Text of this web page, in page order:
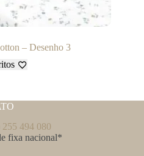
– Desenho 3
255 494 080
fixa nacional*